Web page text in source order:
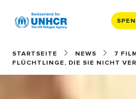
STARTSEITE NEWS
7
FLÜCHTLINGE, DIE SIE NICHT